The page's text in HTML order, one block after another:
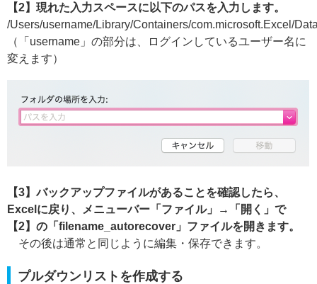
【2】現れた入力スペースに以下のパスを入力します。
/Users/username/Library/Containers/com.microsoft.Excel/
（「username」の部分は、ログインしているユーザー名に
変えます）
【3】バックアップファイルがあることを確認したら、
Excelに戻り、メニューバー「ファイル」→「開く」で
【2】の「filename_autorecover」ファイルを開きます。
その後は通常と同じように編集・保存できます。
プルダウンリストを作成する